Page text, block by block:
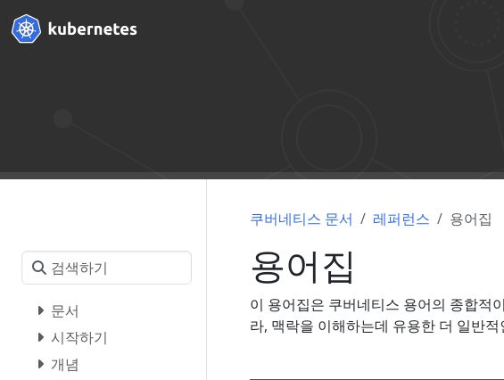
문서
시작하기
개념
쿠버네티스 문서 레퍼런스 용어집
용어집
이 용어집은 쿠버네티스 용어의 종합적
라, 맥락을 이해하는데 유용한 더 일반